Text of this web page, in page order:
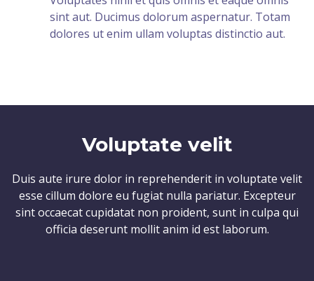
sint aut. Ducimus dolorum aspernatur. Totam
dolores ut enim ullam voluptas distinctio aut.
Voluptate velit
Duis aute irure dolor in reprehenderit in voluptate velit
esse cillum dolore eu fugiat nulla pariatur. Excepteur
sint occaecat cupidatat non proident, sunt in culpa qui
officia deserunt mollit anim id est laborum.